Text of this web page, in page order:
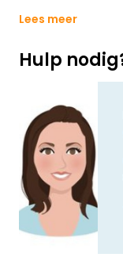
Lees meer
Hulp